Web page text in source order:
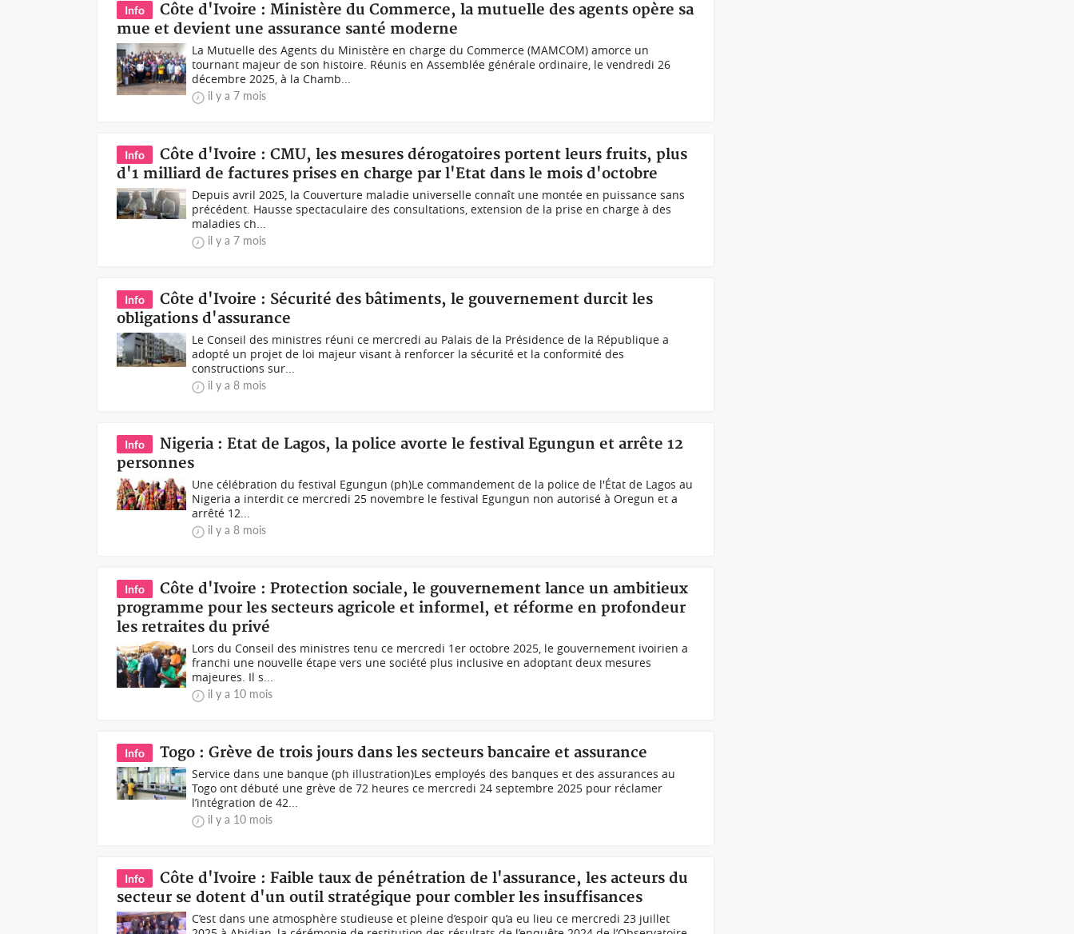
Info
Côte d'Ivoire : Ministère du Commerce, la mutuelle des agents opère sa
mue et devient une assurance santé moderne
La Mutuelle des Agents du Ministère en charge du Commerce (MAMCOM) amorce un
tournant majeur de son histoire. Réunis en Assemblée générale ordinaire, le vendredi 26
décembre 2025, à la Chamb...
il y a 7 mois
Info
Côte d'Ivoire : CMU, les mesures dérogatoires portent leurs fruits, plus
d'1 milliard de factures prises en charge par l'Etat dans le mois d'octobre
Depuis avril 2025, la Couverture maladie universelle connaît une montée en puissance sans
précédent. Hausse spectaculaire des consultations, extension de la prise en charge à des
maladies ch...
il y a 7 mois
Info
Côte d'Ivoire : Sécurité des bâtiments, le gouvernement durcit les
obligations d'assurance
Le Conseil des ministres réuni ce mercredi au Palais de la Présidence de la République a
adopté un projet de loi majeur visant à renforcer la sécurité et la conformité des
constructions sur...
il y a 8 mois
Info
Nigeria : Etat de Lagos, la police avorte le festival Egungun et arrête 12
personnes
Une célébration du festival Egungun (ph)Le commandement de la police de l'État de Lagos au
Nigeria a interdit ce mercredi 25 novembre le festival Egungun non autorisé à Oregun et a
arrêté 12...
il y a 8 mois
Info
Côte d'Ivoire : Protection sociale, le gouvernement lance un ambitieux
programme pour les secteurs agricole et informel, et réforme en profondeur
les retraites du privé
Lors du Conseil des ministres tenu ce mercredi 1er octobre 2025, le gouvernement ivoirien a
franchi une nouvelle étape vers une société plus inclusive en adoptant deux mesures
majeures. Il s...
il y a 10 mois
Info Togo : Grève de trois jours dans les secteurs bancaire et assurance
Service dans une banque (ph illustration)Les employés des banques et des assurances au
Togo ont débuté une grève de 72 heures ce mercredi 24 septembre 2025 pour réclamer
l’intégration de 42...
il y a 10 mois
Info
Côte d'Ivoire : Faible taux de pénétration de l'assurance, les acteurs du
secteur se dotent d'un outil stratégique pour combler les insuffisances
C’est dans une atmosphère studieuse et pleine d’espoir qu’a eu lieu ce mercredi 23 juillet